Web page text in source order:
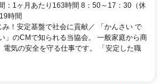
：1ヶ月あたり163時間 8：50～17：30（休
時間
！安定基盤で社会に貢献／ 「かんさい で
」のCMで知られる当協会。 一般家庭から商
電気の安全を守る仕事です。 「安定した職